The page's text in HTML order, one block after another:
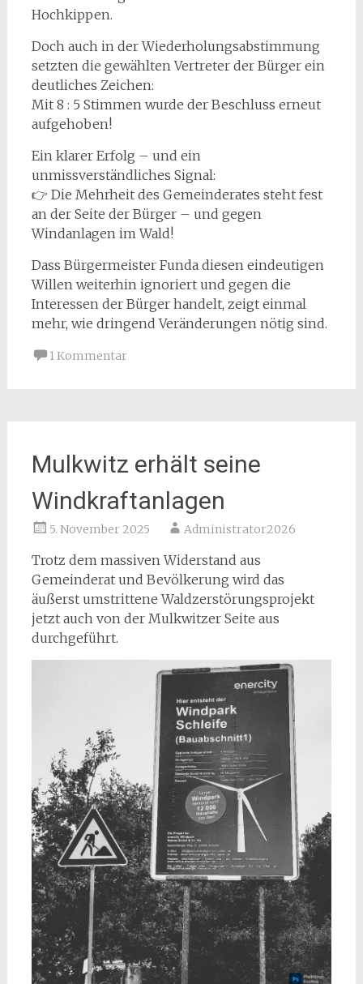
Hochkippen.
Doch auch in der Wiederholungsabstimmung
setzten die gewählten Vertreter der Bürger ein
deutliches Zeichen:
Mit 8 : 5 Stimmen wurde der Beschluss erneut
aufgehoben!
Ein klarer Erfolg – und ein
unmissverständliches Signal:
👉 Die Mehrheit des Gemeinderates steht fest
an der Seite der Bürger – und gegen
Windanlagen im Wald!
Dass Bürgermeister Funda diesen eindeutigen
Willen weiterhin ignoriert und gegen die
Interessen der Bürger handelt, zeigt einmal
mehr, wie dringend Veränderungen nötig sind.
1 Kommentar
Mulkwitz erhält seine
Windkraftanlagen
5. November 2025 Administrator2026
Trotz dem massiven Widerstand aus
Gemeinderat und Bevölkerung wird das
äußerst umstrittene Waldzerstörungsprojekt
jetzt auch von der Mulkwitzer Seite aus
durchgeführt.